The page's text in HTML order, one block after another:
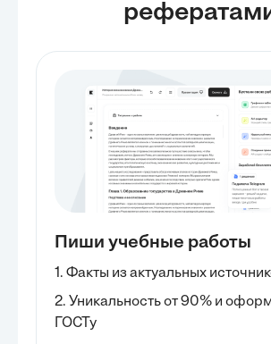
Пиши учебные работы
1. Факты из актуальных
2. Уникальность от 90% и
ГОСТу